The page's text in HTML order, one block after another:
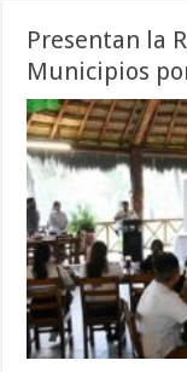
Presentan la
Municipios